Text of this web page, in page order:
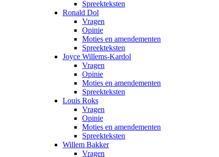
Spreekteksten
Ronald Dol
Vragen
Opinie
Moties en amendementen
Spreekteksten
Joyce Willems-Kardol
Vragen
Opinie
Moties en amendementen
Spreekteksten
Louis Roks
Vragen
Opinie
Moties en amendementen
Spreekteksten
Willem Bakker
Vragen